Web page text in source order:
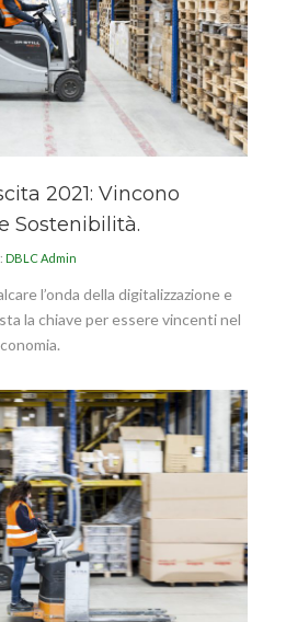
2021: Vincono
Sostenibilità.
DBLC Admin
l’onda della digitalizzazione e
la chiave per essere vincenti nel